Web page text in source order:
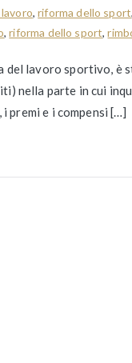
,riforma dello sport,
,riforma dello sport,
lavoro sportivo, è
nella parte in cui
premi e i compensi […]